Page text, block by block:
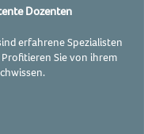
Dozenten
erfahrene Spezialisten
Sie von ihrem